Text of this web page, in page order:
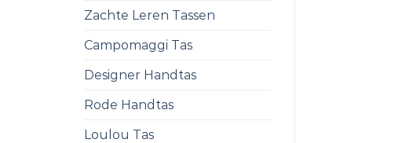
Zachte Leren Tassen
Campomaggi Tas
Designer Handtas
Rode Handtas
Loulou Tas